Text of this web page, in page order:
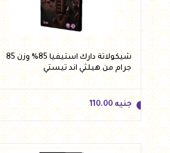
أضف للسلة
شيكولاتة دارك استيفيا 85% وزن 85
جرام من هيلثي اند تيستي
جنيه 110.00